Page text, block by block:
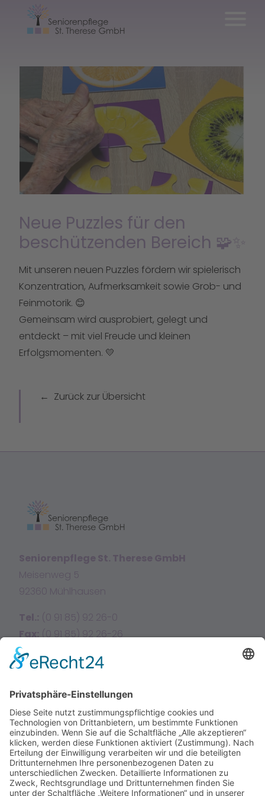
Neue Puzzles für den
beschützenden Bereich 🧩✨
Mit unseren neuen Puzzles fördern wir spielerisch
Konzentration, Aufmerksamkeit sowie Grob- und
Feinmotorik. 😊
Gemeinsam wird ausprobiert, gelegt und
entdeckt – mit viel Freude und kleinen
Erfolgsmomenten. 💛
Zurück zur Übersicht
Seniorenpflege St. Therese GmbH
Meisenweg 5
92360 Mühlhausen
Tel.: (0 91 85) 92 26-0
Fax:(0 91 85) 92 26-26
E-Mail:info@sttherese.de
Instagram
Home
Über uns